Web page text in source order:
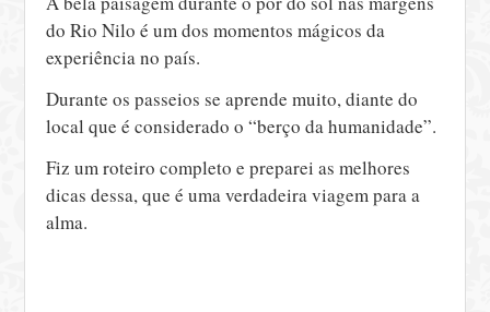
do Rio Nilo é um dos momentos mágicos da
experiência no país.
Durante os passeios se aprende muito, diante do
local que é considerado o “berço da humanidade”.
Fiz um roteiro completo e preparei as melhores
dicas dessa, que é uma verdadeira viagem para a
alma.